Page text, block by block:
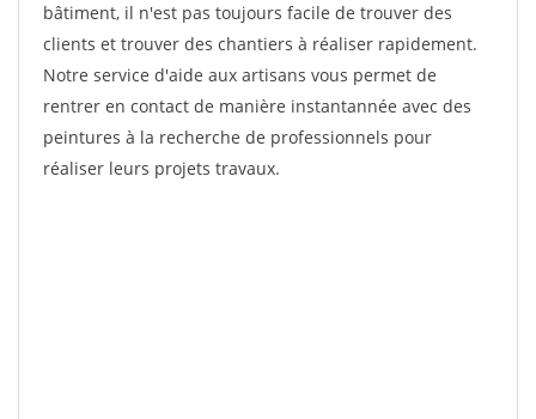
bâtiment, il n'est pas toujours facile de trouver des
clients et trouver des chantiers à réaliser rapidement.
Notre service d'aide aux artisans vous permet de
rentrer en contact de manière instantannée avec des
peintures à la recherche de professionnels pour
réaliser leurs projets travaux.